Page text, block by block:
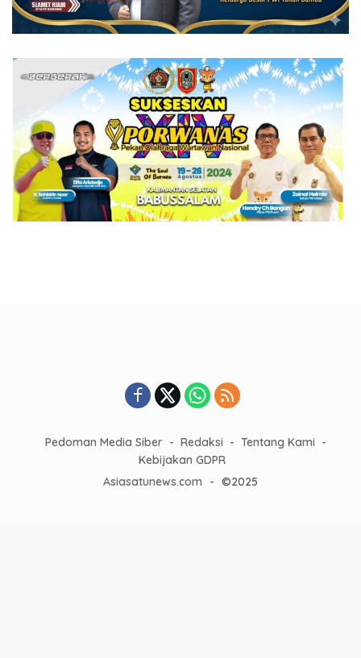
Pedoman Media Siber Redaksi
Tentang Kami
Kebijakan GDPR
Asiasatunews.com
- ©2025